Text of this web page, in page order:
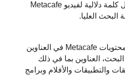
في Android، قم بإدخال كلمة دلالية لفيديو Metacafe
البحث العليا.
يمكنك أن تقوم بإختيار محتويات Metacafe في العناوين
البحث، العناوين بما في ذلك
والتطبيقات والأفلام وبرامج